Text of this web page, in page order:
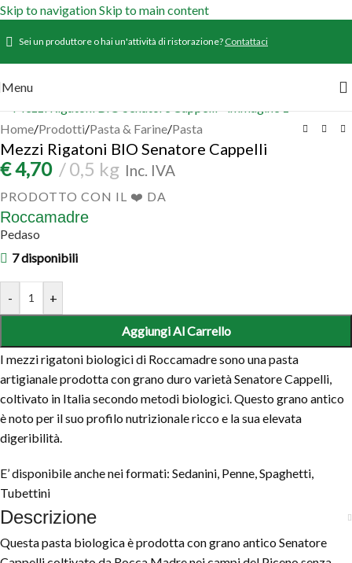
Skip to navigationSkip to main content
Sei un produttore o hai un'attività di ristorazione? Contattaci
Menu
Home/Prodotti/Pasta & Farine/Pasta
Mezzi Rigatoni BIO Senatore Cappelli
€4,70 0,5 kg Inc. IVA
PRODOTTO CON IL ❤️ DA
Roccamadre
Pedaso
7 disponibili
- +
Aggiungi Al Carrello
I mezzirigatoni biologicidi Roccamadresonounapasta
artigianaleprodottacongranodurovarietàSenatoreCappelli,
coltivato in Italiasecondometodi biologici.Questogranoantico
ènotoper ilsuoprofilonutrizionalericcoe lasuaelevata
digeribilità.
E’ disponibile anche nei formati: Sedanini, Penne, Spaghetti,
Tubettini
Descrizione
Questa pasta biologica è prodotta con grano antico Senatore